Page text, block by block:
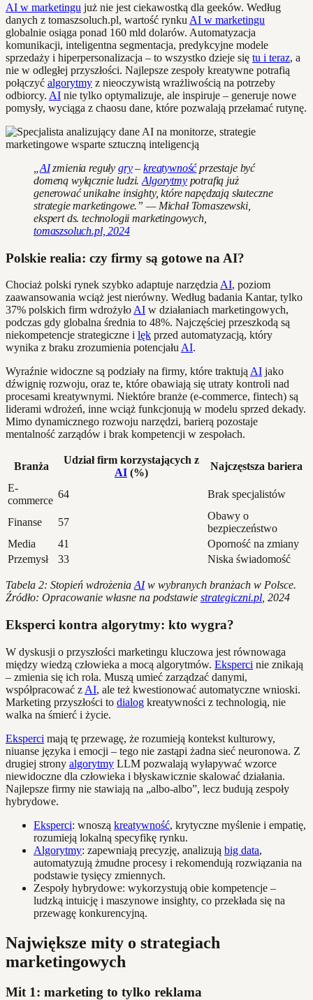
AI w marketingu już nie jest ciekawostką dla geeków. Według
danych z tomaszsoluch.pl, wartość rynku AI w marketingu
globalnie osiąga ponad 160 mld dolarów. Automatyzacja
komunikacji, inteligentna segmentacja, predykcyjne modele
sprzedaży i hiperpersonalizacja – to wszystko dzieje się tu i teraz, a
nie w odległej przyszłości. Najlepsze zespoły kreatywne potrafią
połączyć algorytmy z nieoczywistą wrażliwością na potrzeby
odbiorcy. AI nie tylko optymalizuje, ale inspiruje – generuje nowe
pomysły, wyciąga z chaosu dane, które pozwalają przełamać rutynę.
AIzmienia reguły gry–kreatywnośćprzestaje być
domeną wyłącznie ludzi.Algorytmypotrafią już
generować unikalne insighty, które napędzają skuteczne
strategie marketingowe.” — Michał Tomaszewski,
ekspert ds. technologii marketingowych,
tomaszsoluch.pl, 2024
Polskie realia: czy firmy są gotowe na AI?
Chociaż polski rynek szybko adaptuje narzędzia AI, poziom
zaawansowania wciąż jest nierówny. Według badania Kantar, tylko
37% polskich firm wdrożyło AI w działaniach marketingowych,
podczas gdy globalna średnia to 48%. Najczęściej przeszkodą są
niekompetencje strategiczne i lęk przed automatyzacją, który
wynika z braku zrozumienia potencjału AI.
Wyraźnie widoczne są podziały na firmy, które traktują AI jako
dźwignię rozwoju, oraz te, które obawiają się utraty kontroli nad
procesami kreatywnymi. Niektóre branże (e-commerce, fintech) są
liderami wdrożeń, inne wciąż funkcjonują w modelu sprzed dekady.
Mimo dynamicznego rozwoju narzędzi, barierą pozostaje
mentalność zarządów i brak kompetencji w zespołach.
Branża
Udział firm korzystających z
AI (%)
Najczęstsza bariera
E-
commerce
64 Brak specjalistów
Finanse 57
Obawy o
bezpieczeństwo
Media
41
Oporność na zmiany
Przemysł
33 Niska świadomość
Tabela 2: Stopień wdrożenia AIw wybranych branżach w Polsce.
Źródło: Opracowanie własne na podstawie strategiczni.pl , 2024
Eksperci kontra algorytmy: kto wygra?
W dyskusji o przyszłości marketingu kluczowa jest równowaga
między wiedzą człowieka a mocą algorytmów. Eksperci nie znikają
– zmienia się ich rola. Muszą umieć zarządzać danymi,
współpracować z AI, ale też kwestionować automatyczne wnioski.
Marketing przyszłości to dialog kreatywności z technologią, nie
walka na śmierć i życie.
Eksperci mają tę przewagę, że rozumieją kontekst kulturowy,
niuanse języka i emocji – tego nie zastąpi żadna sieć neuronowa. Z
drugiej strony algorytmy LLM pozwalają wyłapywać wzorce
niewidoczne dla człowieka i błyskawicznie skalować działania.
Najlepsze firmy nie stawiają na „albo-albo”, lecz budują zespoły
hybrydowe.
Eksperci: wnoszą kreatywność, krytyczne myślenie i empatię,
rozumieją lokalną specyfikę rynku.
Algorytmy: zapewniają precyzję, analizują big data,
automatyzują żmudne procesy i rekomendują rozwiązania na
podstawie tysięcy zmiennych.
Zespoły hybrydowe: wykorzystują obie kompetencje –
ludzką intuicję i maszynowe insighty, co przekłada się na
przewagę konkurencyjną.
Największe mity o strategiach
marketingowych
Mit 1: marketing to tylko reklama